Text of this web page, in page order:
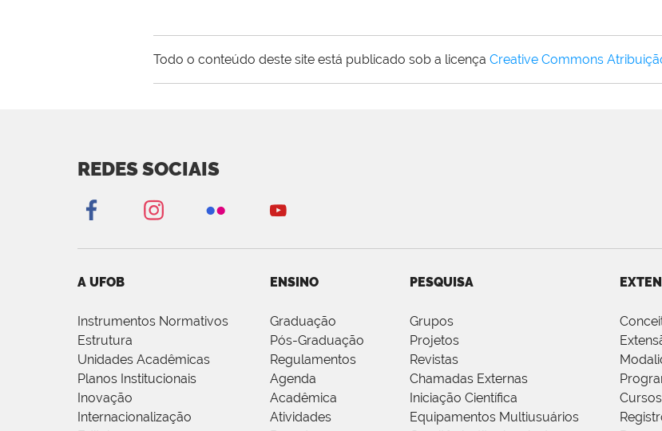
Todo o conteúdo deste site está publicado sob a licença Creative Commons
REDES SOCIAIS
A UFOB
Instrumentos Normativos
Estrutura
Unidades Acadêmicas
Planos Institucionais
Inovação
Internacionalização
ENSINO
Graduação
Pós-Graduação
Regulamentos
Agenda
Acadêmica
Atividades
PESQUISA
Grupos
Projetos
Revistas
Chamadas Externas
Iniciação Científica
Equipamentos Multiusuários